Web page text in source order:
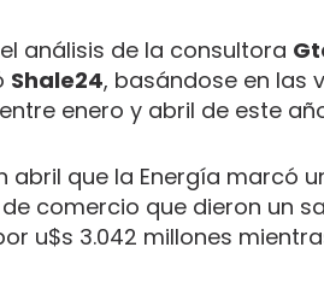
análisis de la consultora
Shale24, basándose en las
enero y abril de este
abril que la Energía marcó
comercio que dieron un
u$s 3.042 millones